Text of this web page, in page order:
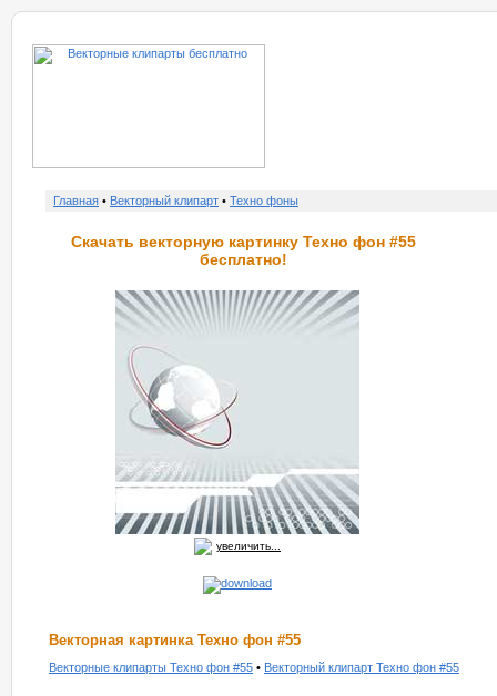
Главная • Векторный клипарт • Техно фоны
Скачать векторную картинку Техно фон #55
бесплатно!
увеличить...
Векторная картинка Техно фон #55
Векторные клипарты Техно фон #55 • Векторный клипарт Техно фон #55